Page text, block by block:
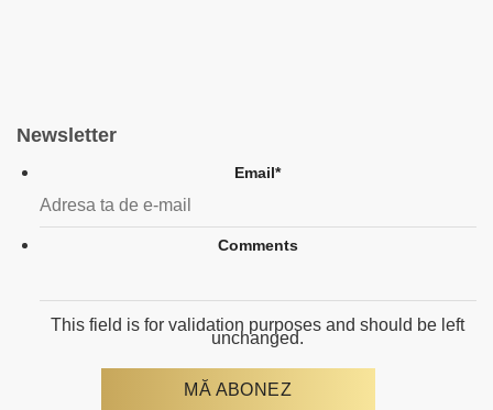
Newsletter
Email*
Comments
This field is for validation purposes and should be left
unchanged.